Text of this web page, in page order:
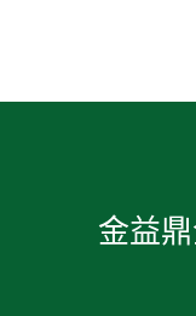
金益